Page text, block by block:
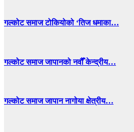
गल्कोट समाज टोकियोको ‘तिज धमाका…
गल्कोट समाज जापानको नवौँ केन्द्रीय…
गल्कोट समाज जापान नागोया क्षेत्रीय…